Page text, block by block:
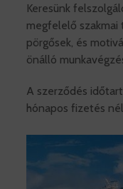
Keresünk
megfelelő szakmai
pörgősek, és
önálló
A szerződés
hónapos fizetés